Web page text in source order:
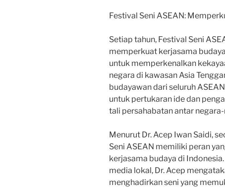
Festival Seni ASEAN:
Setiap tahun, Festival Seni
memperkuat kerjasama
untuk memperkenalkan
negara di kawasan Asia
budayawan dari seluruh
untuk pertukaran ide dan
tali persahabatan antar
Menurut Dr. Acep Iwan Saidi,
Seni ASEAN memiliki peran
kerjasama budaya di
media lokal, Dr. Acep
menghadirkan seni yang